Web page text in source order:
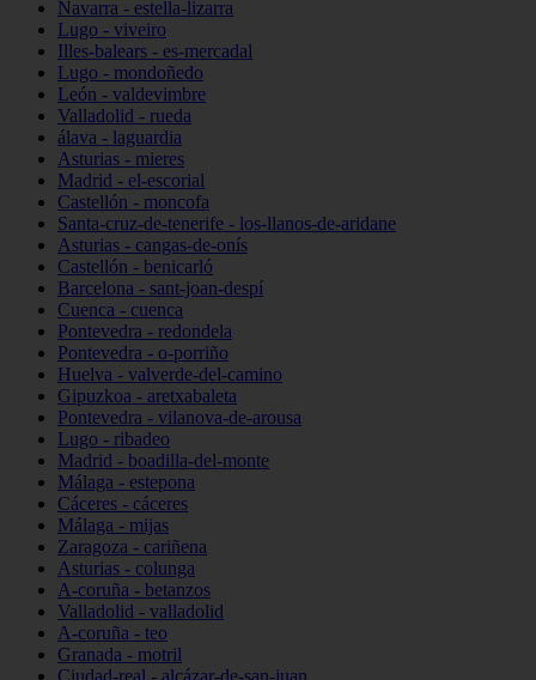
Navarra - estella-lizarra
Lugo - viveiro
Illes-balears - es-mercadal
Lugo - mondoñedo
León - valdevimbre
Valladolid - rueda
álava - laguardia
Asturias - mieres
Madrid - el-escorial
Castellón - moncofa
Santa-cruz-de-tenerife - los-llanos-de-aridane
Asturias - cangas-de-onís
Castellón - benicarló
Barcelona - sant-joan-despí
Cuenca - cuenca
Pontevedra - redondela
Pontevedra - o-porriño
Huelva - valverde-del-camino
Gipuzkoa - aretxabaleta
Pontevedra - vilanova-de-arousa
Lugo - ribadeo
Madrid - boadilla-del-monte
Málaga - estepona
Cáceres - cáceres
Málaga - mijas
Zaragoza - cariñena
Asturias - colunga
A-coruña - betanzos
Valladolid - valladolid
A-coruña - teo
Granada - motril
Ciudad-real - alcázar-de-san-juan